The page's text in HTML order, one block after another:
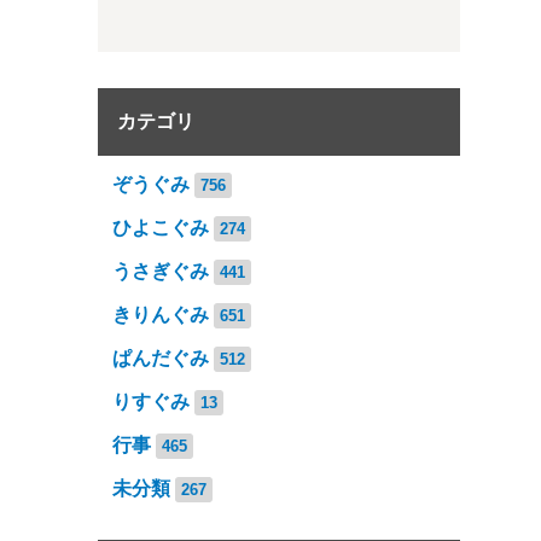
カテゴリ
ぞうぐみ 756
ひよこぐみ 274
うさぎぐみ 441
きりんぐみ 651
ぱんだぐみ 512
りすぐみ 13
行事 465
未分類 267